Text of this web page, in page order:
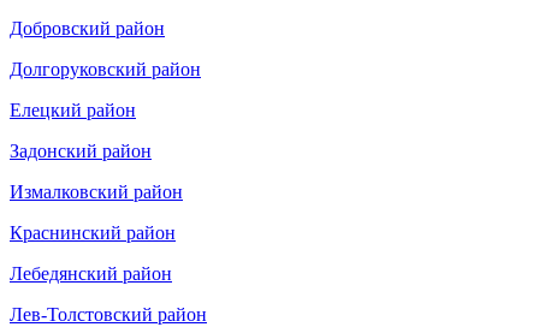
Добровский район
Долгоруковский район
Елецкий район
Задонский район
Измалковский район
Краснинский район
Лебедянский район
Лев-Толстовский район